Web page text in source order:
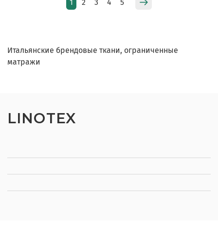
1 2 3 4 5
Итальянские брендовые ткани, ограниченные
матражи
LINOTEX